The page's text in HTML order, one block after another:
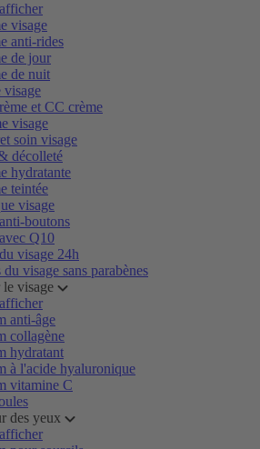
visage
anti-rides
de jour
de nuit
visage
et CC crème
visage
soin visage
décolleté
hydratante
teintée
visage
boutons
Q10
visage 24h
du visage sans parabènes
le visage
anti-âge
collagène
hydratant
à l'acide hyaluronique
vitamine C
des yeux